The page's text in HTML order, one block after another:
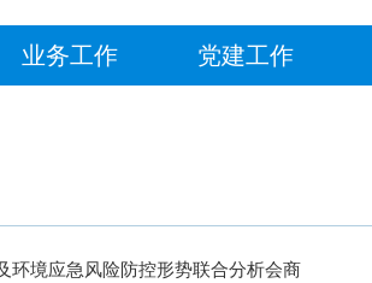
业务工作 党建工作
环境应急风险防控形势联合分析会商